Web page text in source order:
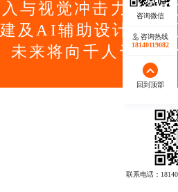
入与视觉冲击力。通
建及AI辅助设计，实
未来将向千人千面
联系电话：
咨询热线
18140119082
回到顶部